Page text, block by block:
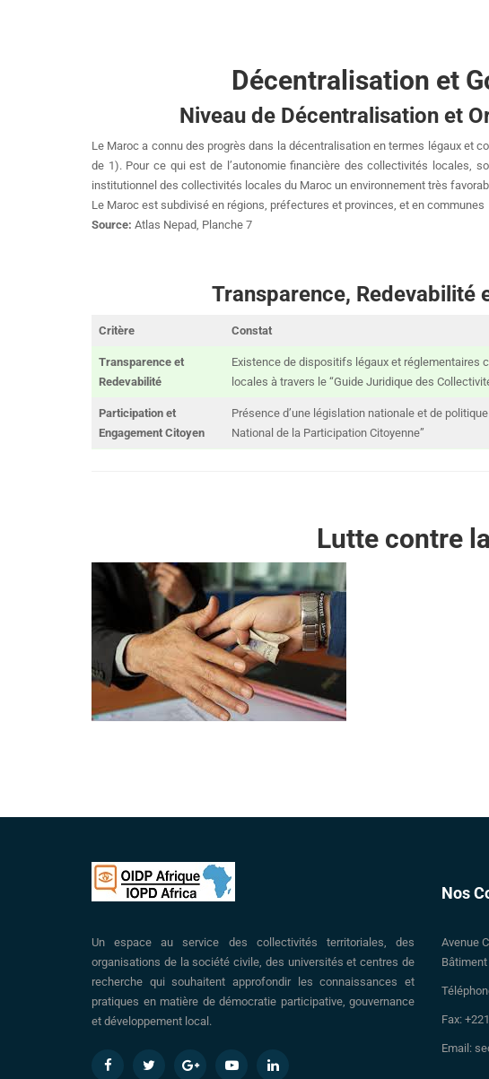
Décentralisation et
Niveau de Décentralisation et
Le Maroc a connu des progrès dans la décentralisation en termes légaux et
de 1). Pour ce qui est de l’autonomie financière des collectivités locales,
institutionnel des collectivités locales du Maroc un environnement très
Le Maroc est subdivisé en régions, préfectures et provinces, et en communes
Source: Atlas Nepad, Planche 7
Transparence, Redevabilité
Critère Constat
Transparence et
Redevabilité
Existence de dispositifs légaux et réglementaires
locales à travers le “Guide Juridique des
Participation et
Engagement Citoyen
Présence d’une législation nationale et de
National de la Participation Citoyenne”
Lutte contre
Un espace au service des collectivités territoriales, des
organisations de la société civile, des universités et centres de
recherche qui souhaitent approfondir les connaissances et
pratiques en matière de démocratie participative, gouvernance
et développement local.
Nos
Avenue
Bâtiment
Fax:
Email: